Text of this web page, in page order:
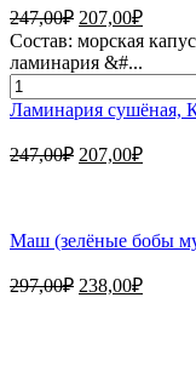
247,00₽
цена
составляла
247,00₽.
207,00₽
цена:
Состав: морская
ламинария &#...
Количество
товара
Ламинария
сушёная,
Компас
Ламинария сушёная,
247,00₽ 207,00₽
Маш (зелёные бобы
297,00₽ 238,00₽